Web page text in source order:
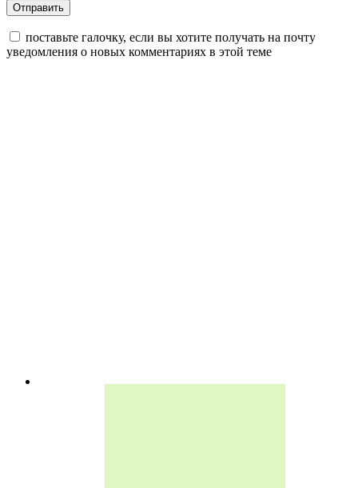
поставьте галочку, если вы хотите получать на почту
уведомления о новых комментариях в этой теме